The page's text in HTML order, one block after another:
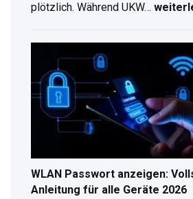
plötzlich. Während UKW…
Kompletter
Ratgeber
für
digitalen
Radioempfang
WLAN Passwort anzeigen:
Anleitung für alle Geräte 2026